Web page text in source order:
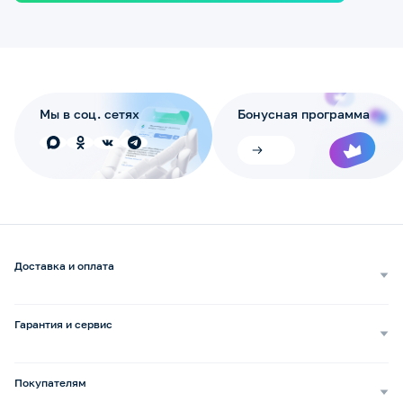
Мы в соц. сетях Бонусная программа
Доставка и оплата
Гарантия и сервис
Покупателям